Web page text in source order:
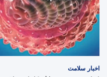
اخبار سلامت